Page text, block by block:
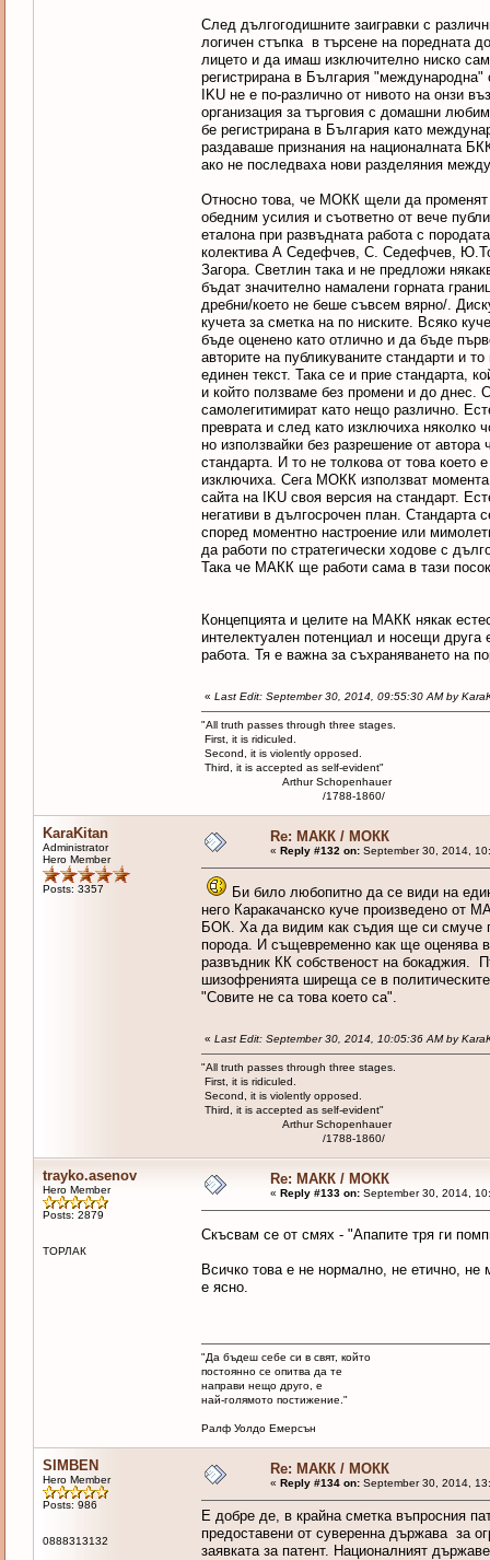
След дългогодишните заигравки с
логичен стъпка в търсене на поредната
лицето и да имаш изключително ниско
регистрирана в България "международна"
IKU не е по-различно от нивото на онзи
организация за търговия с домашни
бе регистрирана в България като
раздаваше признания на националната
ако не последваха нови разделяния
Относно това, че МОКК щели да променят
обедним усилия и съответно от вече
еталона при развъдната работа с
колектива А Седефчев, С. Седефчев,
Загора. Светлин така и не предложи
бъдат значително намалени горната
дребни/което не беше съвсем вярно/.
кучета за сметка на по ниските. Всяко
бъде оценено като отлично и да бъде
авторите на публикуваните стандарти и
единен текст. Така се и прие стандарта,
и който ползваме без промени и до днес.
самолегитимират като нещо различно.
преврата и след като изключиха няколко
но използвайки без разрешение от
стандарта. И то не толкова от това което
изключиха. Сега МОКК използват
сайта на IKU своя версия на стандарт.
негативи в дългосрочен план. Стандарта
според моментно настроение или
да работи по стратегически ходове с
Така че МАКК ще работи сама в тази
Концепцията и целите на МАКК някак
интелектуален потенциал и носещи друга
работа. Тя е важна за съхраняването на
« Last Edit: September 30, 2014, 09:55:30 AM by
"All truth passes through three stages.
First, it is ridiculed.
Second, it is violently opposed.
Third, it is accepted as self-evident"
Arthur Schopenhauer
/1788-1860/
KaraKitan
Administrator
Hero Member
Posts: 3357
Re: МАКК / МОКК
« Reply #132 on:September 30, 2014,
Би било любопитно да се види на
него Каракачанско куче произведено от
БОК. Ха да видим как съдия ще си смуче
порода. И същевременно как ще оценява
развъдник КК собственост на бокаджия.
шизофренията ширеща се в
"Совите не са това което са".
« Last Edit: September 30, 2014, 10:05:36 AM by
"All truth passes through three stages.
First, it is ridiculed.
Second, it is violently opposed.
Third, it is accepted as self-evident"
Arthur Schopenhauer
/1788-1860/
trayko.asenov
Hero Member
Posts: 2879
ТОРЛАК
Re: МАКК / МОКК
« Reply #133 on:September 30, 2014,
Скъсвам се от смях - "Апапите тря ги
Всичко това е не нормално, не етично, не
е ясно.
"Да бъдеш себе си в свят, който
постоянно се опитва да те
направи нещо друго, е
най-голямото постижение."
Ралф Уолдо Емерсън
SIMBEN
Hero Member
Posts: 986
0888313132
Re: МАКК / МОКК
« Reply #134 on:September 30, 2014,
Е добре де, в крайна сметка въпросния
предоставени от суверенна държава за
заявката за патент. Националният